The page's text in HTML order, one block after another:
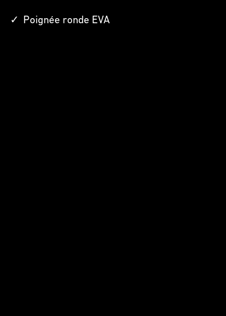
Poignée ronde EVA